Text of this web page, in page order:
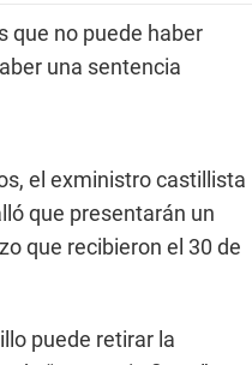
que no puede haber
una sentencia
el exministro castillista
que presentarán un
que recibieron el 30 de
puede retirar la